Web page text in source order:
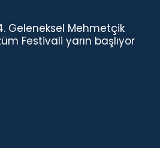
Geleneksel Mehmetçik
Festivali yarın başlıyor